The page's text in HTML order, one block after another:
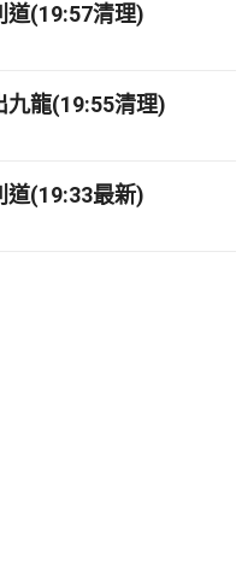
道(19:57清理)
九龍(19:55清理)
道(19:33最新)